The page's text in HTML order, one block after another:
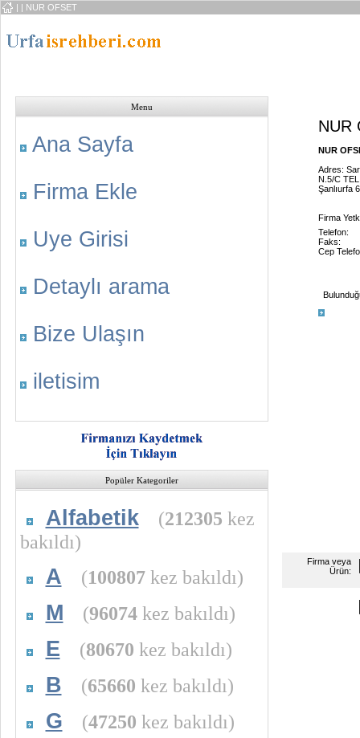
| | NUR OFSET
Menu
Ana Sayfa
Firma Ekle
Uye Girisi
Detaylı arama
Bize Ulaşın
iletisim
Popüler Kategoriler
Alfabetik (212305 kez
bakıldı)
A (100807kez bakıldı)
M (96074kez bakıldı)
E (80670 kez bakıldı)
B (65660 kez bakıldı)
G (47250 kez bakıldı)
NUR
NUR
Adres:
N.5/C
Şanlıurfa
Firma
Telefon:
Faks:
Cep
Firma veya
Ürün: